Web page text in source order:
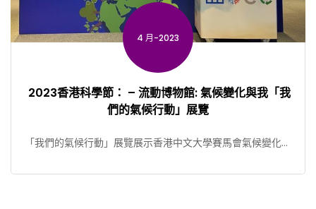
4 月-2023
 ­2023香港科學節： – 流動博物館: 氣候變化與我「我
們的氣候行動」展覽
「我們的氣候行動」展覽展示香港中文大學賽馬會氣候變化博
鼓 […]